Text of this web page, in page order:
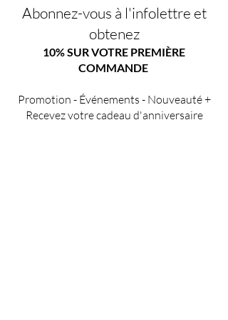
Abonnez-vous à l'infolettre et
obtenez
10% SUR VOTRE PREMIÈRE
COMMANDE
Promotion - Événements - Nouveauté +
Recevez votre cadeau d'anniversaire